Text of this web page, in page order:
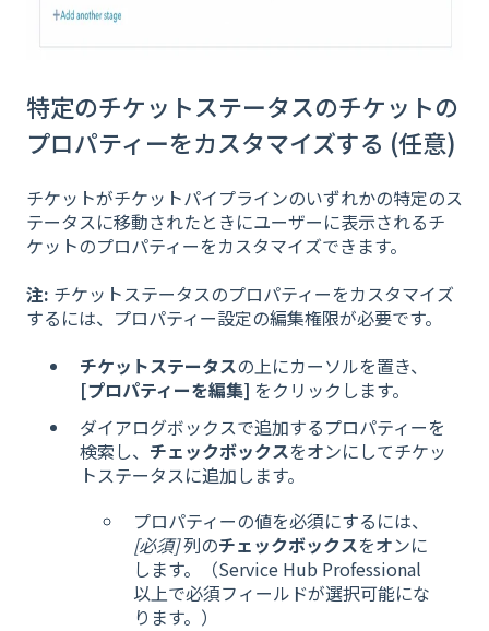
特定のチケットステータスのチケットの
プロパティーをカスタマイズする (任意)
チケットがチケットパイプラインのいずれかの特定のス
テータスに移動されたときにユーザーに表示されるチ
ケットのプロパティーをカスタマイズできます。
注: チケットステータスのプロパティーをカスタマイズ
するには、プロパティー設定の編集権限が必要です。
チケットステータスの上にカーソルを置き、
[プロパティーを編集] をクリックします。
ダイアログボックスで追加するプロパティーを
検索し、 チェックボックスをオンにしてチケッ
トステータスに追加します。
プロパティーの値を必須にするには、
[必須]列のチェックボックスをオンに
します。（Service Hub Professional
以上で必須フィールドが選択可能にな
ります。）